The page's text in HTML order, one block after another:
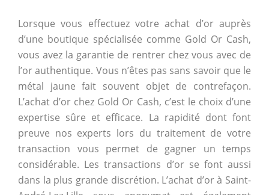
Lorsque vous effectuez votre achat d’or auprès
d’une boutique spécialisée comme Gold Or Cash,
vous avez la garantie de rentrer chez vous avec de
l’or authentique. Vous n’êtes pas sans savoir que le
métal jaune fait souvent objet de contrefaçon.
L’achat d’or chez Gold Or Cash, c’est le choix d’une
expertise sûre et efficace. La rapidité dont font
preuve nos experts lors du traitement de votre
transaction vous permet de gagner un temps
considérable. Les transactions d’or se font aussi
dans la plus grande discrétion. L’achat d’or à Saint-